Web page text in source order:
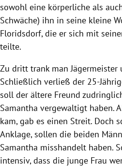
sowohl eine körperliche als
Schwäche) ihn in seine kleine
Floridsdorf, die er sich mit
teilte.
Zu dritt trank man Jägermeister
Schließlich verließ der 25-
soll der ältere Freund
Samantha vergewaltigt haben.
kam, gab es einen Streit. Doch
Anklage, sollen die beiden
Samantha misshandelt haben.
intensiv, dass die junge Frau